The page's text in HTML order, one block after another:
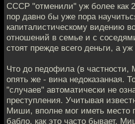
СССР "отменили" уж более как
пор давно бы уже пора
капиталистическому видению
отношений в семье и с
стоят прежде всего деньги, а
Что до педофила (в частности,
опять же - вина недоказанная.
"случаев" автоматически не
преступления. Учитывая
Миши, вполне мог иметь место
бабло, как это часто бывает.